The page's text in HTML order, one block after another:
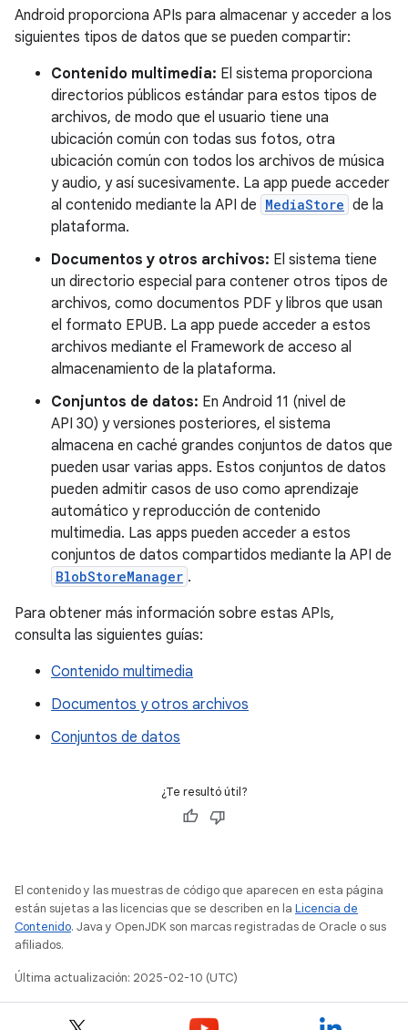
Android proporciona APIs para almacenar y acceder a los
siguientes tipos de datos que se pueden compartir:
Contenido multimedia: El sistema proporciona
directorios públicos estándar para estos tipos de
archivos, de modo que el usuario tiene una
ubicación común con todas sus fotos, otra
ubicación común con todos los archivos de música
y audio, y así sucesivamente. La app puede acceder
al contenido mediante la API de MediaStore de la
plataforma.
Documentos y otros archivos: El sistema tiene
un directorio especial para contener otros tipos de
archivos, como documentos PDF y libros que usan
el formato EPUB. La app puede acceder a estos
archivos mediante el Framework de acceso al
almacenamiento de la plataforma.
Conjuntos de datos: En Android 11 (nivel de
API 30) y versiones posteriores, el sistema
almacena en caché grandes conjuntos de datos que
pueden usar varias apps. Estos conjuntos de datos
pueden admitir casos de uso como aprendizaje
automático y reproducción de contenido
multimedia. Las apps pueden acceder a estos
conjuntos de datos compartidos mediante la API de
BlobStoreManager .
Para obtener más información sobre estas APIs,
consulta las siguientes guías:
Contenido multimedia
Documentos y otros archivos
Conjuntos de datos
¿Te resultó útil?
El contenido y las muestras de código que aparecen en esta página
están sujetas a las licencias que se describen en la Licencia de
Contenido. Java y OpenJDK son marcas registradas de Oracle o sus
afiliados.
Última actualización: 2025-02-10 (UTC)